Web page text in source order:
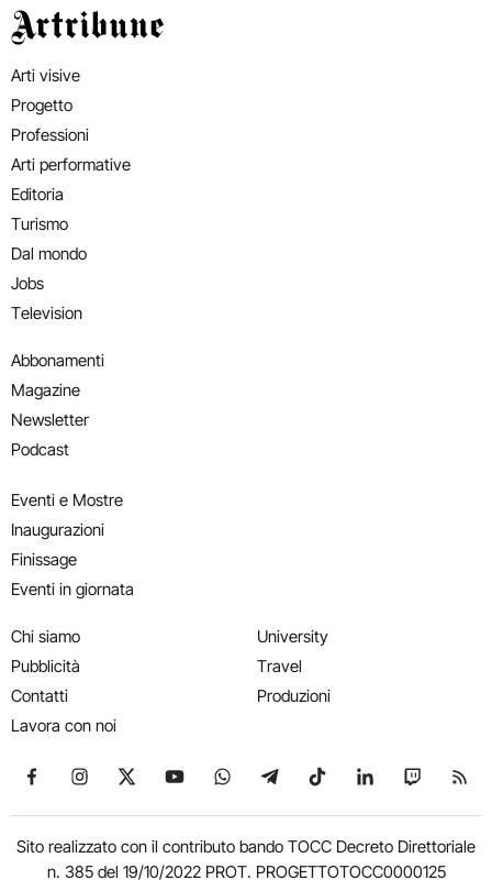
Artribune
Arti visive
Progetto
Professioni
Arti performative
Editoria
Turismo
Dal mondo
Jobs
Television
Abbonamenti
Magazine
Newsletter
Podcast
Eventi e Mostre
Inaugurazioni
Finissage
Eventi in giornata
Chi siamo
Pubblicità
Contatti
Lavora con noi
University
Travel
Produzioni
Seguici su Facebook
Seguici su Instagram
Seguici su X
Seguici su YouTube
Seguici su WhatsApp
Seguici su Telegram
Seguici su TikTok
Seguici su
Seguici
Sito realizzato con il contributo bando TOCC Decreto Direttoriale
n. 385 del 19/10/2022 PROT. PROGETTOTOCC0000125